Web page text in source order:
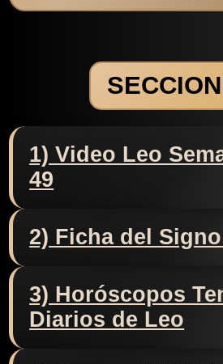
1) Video Leo
49
2) Ficha del
3) Horóscopos
Diarios de Leo